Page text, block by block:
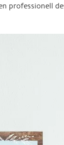
professionell